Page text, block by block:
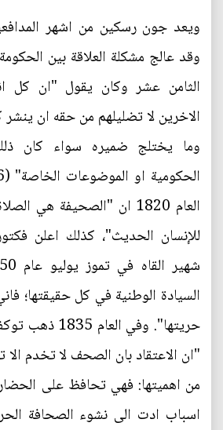
ويعد جون رسكين من اشهر
وقد عالج مشكلة العلاقة بين
الثامن عشر وكان يقول "ان كل
الاخرين لا تضليلهم من حقه ان
وما يختلج ضميره سواء كان
العام 1820 ان "الصحيفة هي
للإنسان الحديث"، كذلك اعلن
السيادة الوطنية في كل حقيقتها؛
حريتها". وفي
"ان الاعتقاد بان الصحف لا تخدم
اسباب ادت الى نشوء الصحافة